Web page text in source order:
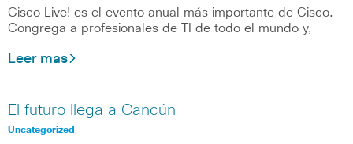
Cisco Live! es el evento anual más importante de Cisco.
Congrega a profesionales de TI de todo el mundo y,
Leer mas
El futuro llega a Cancún
Uncategorized